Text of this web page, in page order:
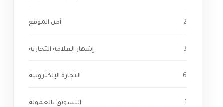
أمن الموقع 2
إشهار العلامة التجارية 3
التجارة الإلكترونية 6
التسويق بالعمولة 1